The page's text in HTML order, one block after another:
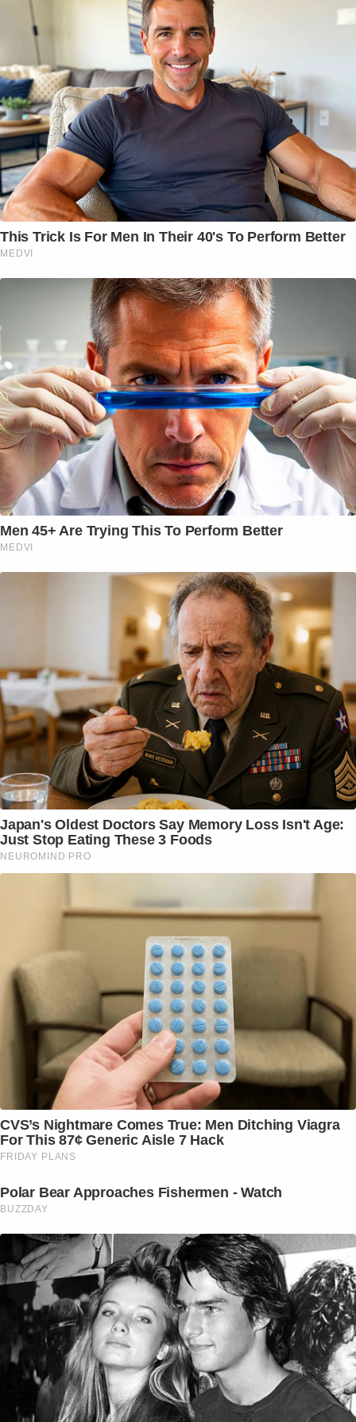
This Trick Is For Men In Their 40's To Perform Better
MEDVI
Men 45+ Are Trying This To Perform Better
MEDVI
Japan's Oldest Doctors Say Memory Loss Isn't Age:
Just Stop Eating These 3 Foods
NEUROMIND PRO
CVS’s Nightmare Comes True: Men Ditching Viagra
For This 87¢ Generic Aisle 7 Hack
FRIDAY PLANS
Polar Bear Approaches Fishermen - Watch
BUZZDAY